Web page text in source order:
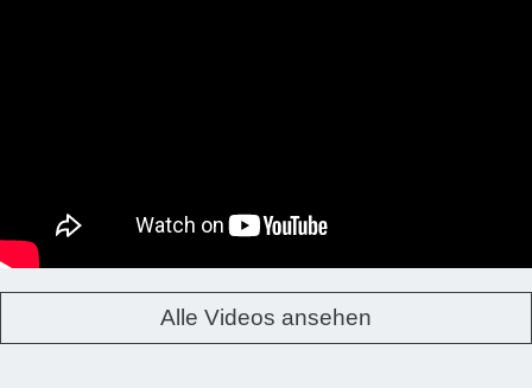
Alle Videos ansehen